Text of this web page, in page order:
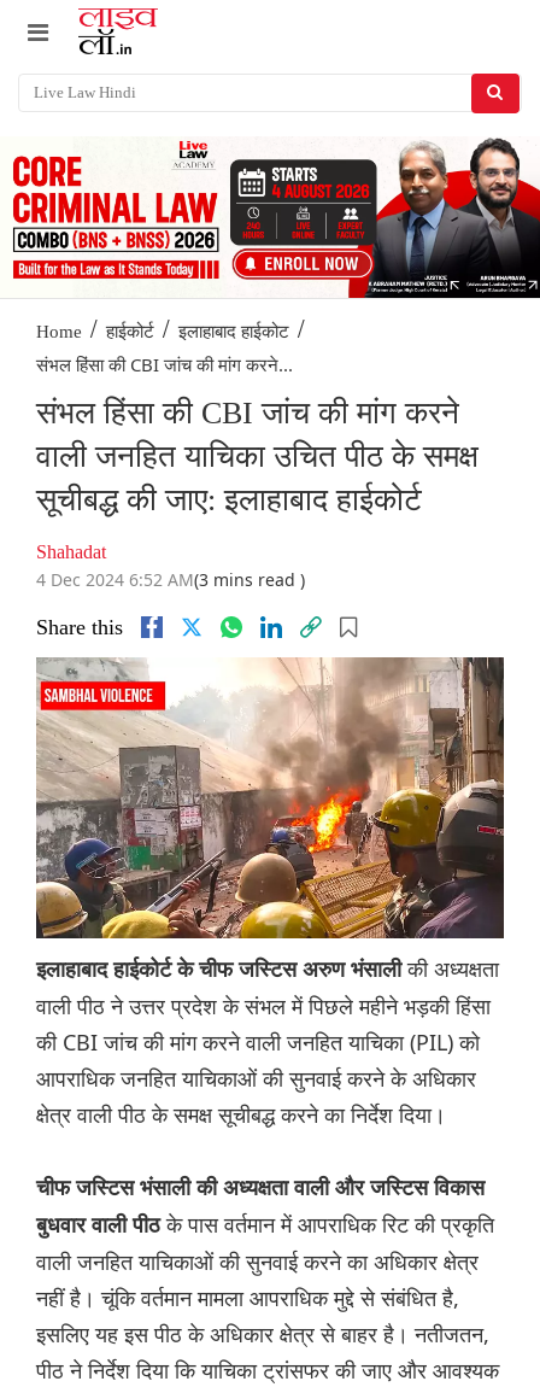
Home / हाईकोर्ट / इलाहाबाद हाईकोट /
संभल हिंसा की CBI जांच की मांग करने...
संभल हिंसा की CBI जांच की मांग करने
वाली जनहित याचिका उचित पीठ के समक्ष
सूचीबद्ध की जाए: इलाहाबाद हाईकोर्ट
Shahadat
4 Dec 2024 6:52 AM(3 mins read )
Share this
इलाहाबाद हाईकोर्ट के चीफ जस्टिस अरुण भंसालीकी अध्यक्षता
वाली पीठ ने उत्तर प्रदेश के संभल में पिछले महीने भड़की हिंसा
की CBI जांच की मांग करने वाली जनहित याचिका (PIL) को
आपराधिक जनहित याचिकाओं की सुनवाई करने के अधिकार
क्षेत्र वाली पीठ के समक्ष सूचीबद्ध करने का निर्देश दिया।
चीफ जस्टिस भंसाली की अध्यक्षता वाली और जस्टिस विकास
बुधवार वाली पीठके पास वर्तमान में आपराधिक रिट की प्रकृति
वाली जनहित याचिकाओं की सुनवाई करने का अधिकार क्षेत्र
नहीं है। चूंकि वर्तमान मामला आपराधिक मुद्दे से संबंधित है,
इसलिए यह इस पीठ के अधिकार क्षेत्र से बाहर है। नतीजतन,
पीठ ने निर्देश दिया कि याचिका ट्रांसफर की जाए और आवश्यक